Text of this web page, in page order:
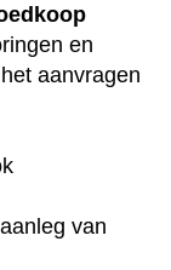
en
aanvragen
van